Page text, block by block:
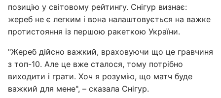
позицію у світовому рейтингу. Снігур визнає:
жереб не є легким і вона налаштовується на важке
протистояння із першою ракеткою України.
"Жереб дійсно важкий, враховуючи що це гравчиня
з топ-10. Але це вже сталося, тому потрібно
виходити і грати. Хоч я розумію, що матч буде
важкий для мене", – сказала Снігур.